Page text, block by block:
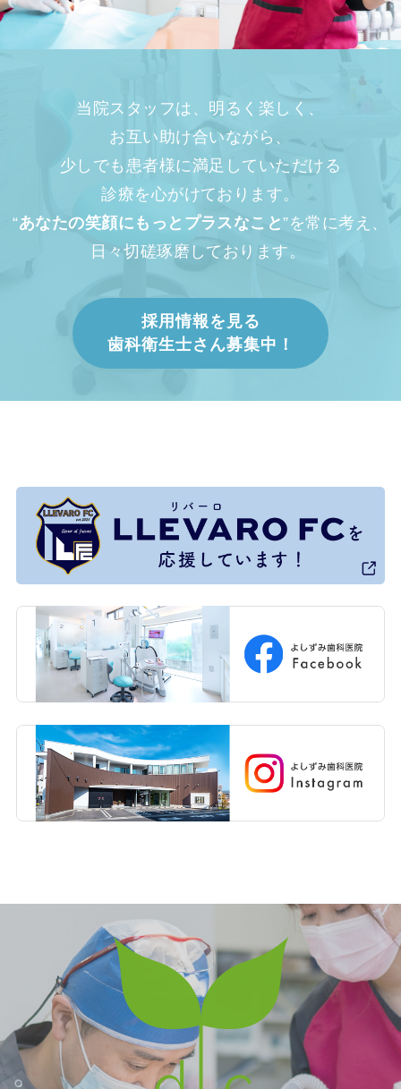
当院スタッフは、明るく楽しく、
お互い助け合いながら、
少しでも患者様に満足していただける
診療を心がけております。
“あなたの笑顔にもっとプラスなこと”を常に考え、
日々切磋琢磨しております。
採用情報を見る
歯科衛生士さん募集中！